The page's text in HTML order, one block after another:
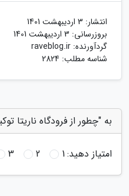
انتشار: 3 اردیبهشت 1401
بروزرسانی: 3 اردیبهشت 1401
گردآورنده: raveblog.ir
شناسه مطلب: 2824
به "چطور از فرودگاه ناریتا
امتیاز دهید:1
2
3